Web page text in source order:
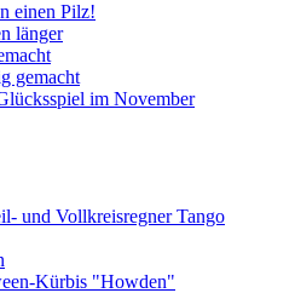
einen Pilz!
länger
gemacht
im November
und Vollkreisregner Tango
Kürbis "Howden"